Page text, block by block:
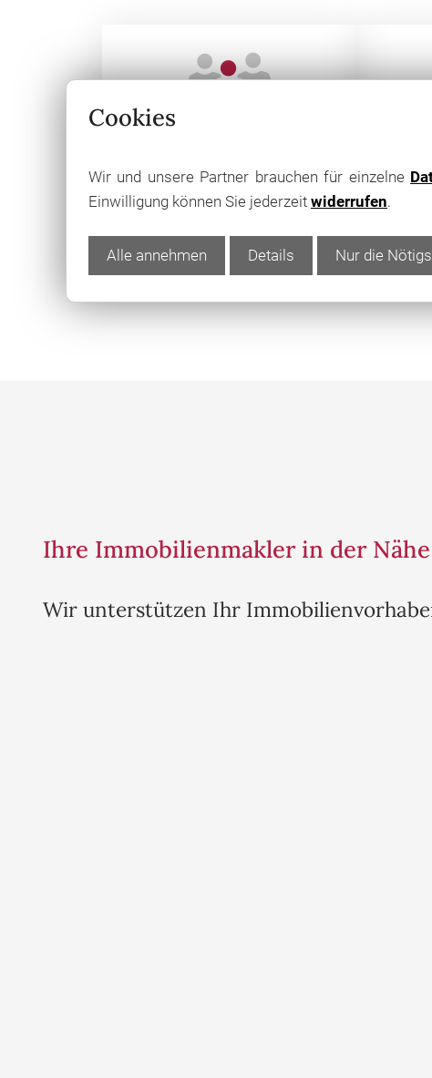
persönliche
Ansprechpartner
Ihre Immobilienmakler in der
Wir unterstützen Ihr
Cookies
Wir und unsere Partner brauchen für einzelne
Einwilligung können Sie jederzeit widerrufen.
Alle annehmen Details Nur die